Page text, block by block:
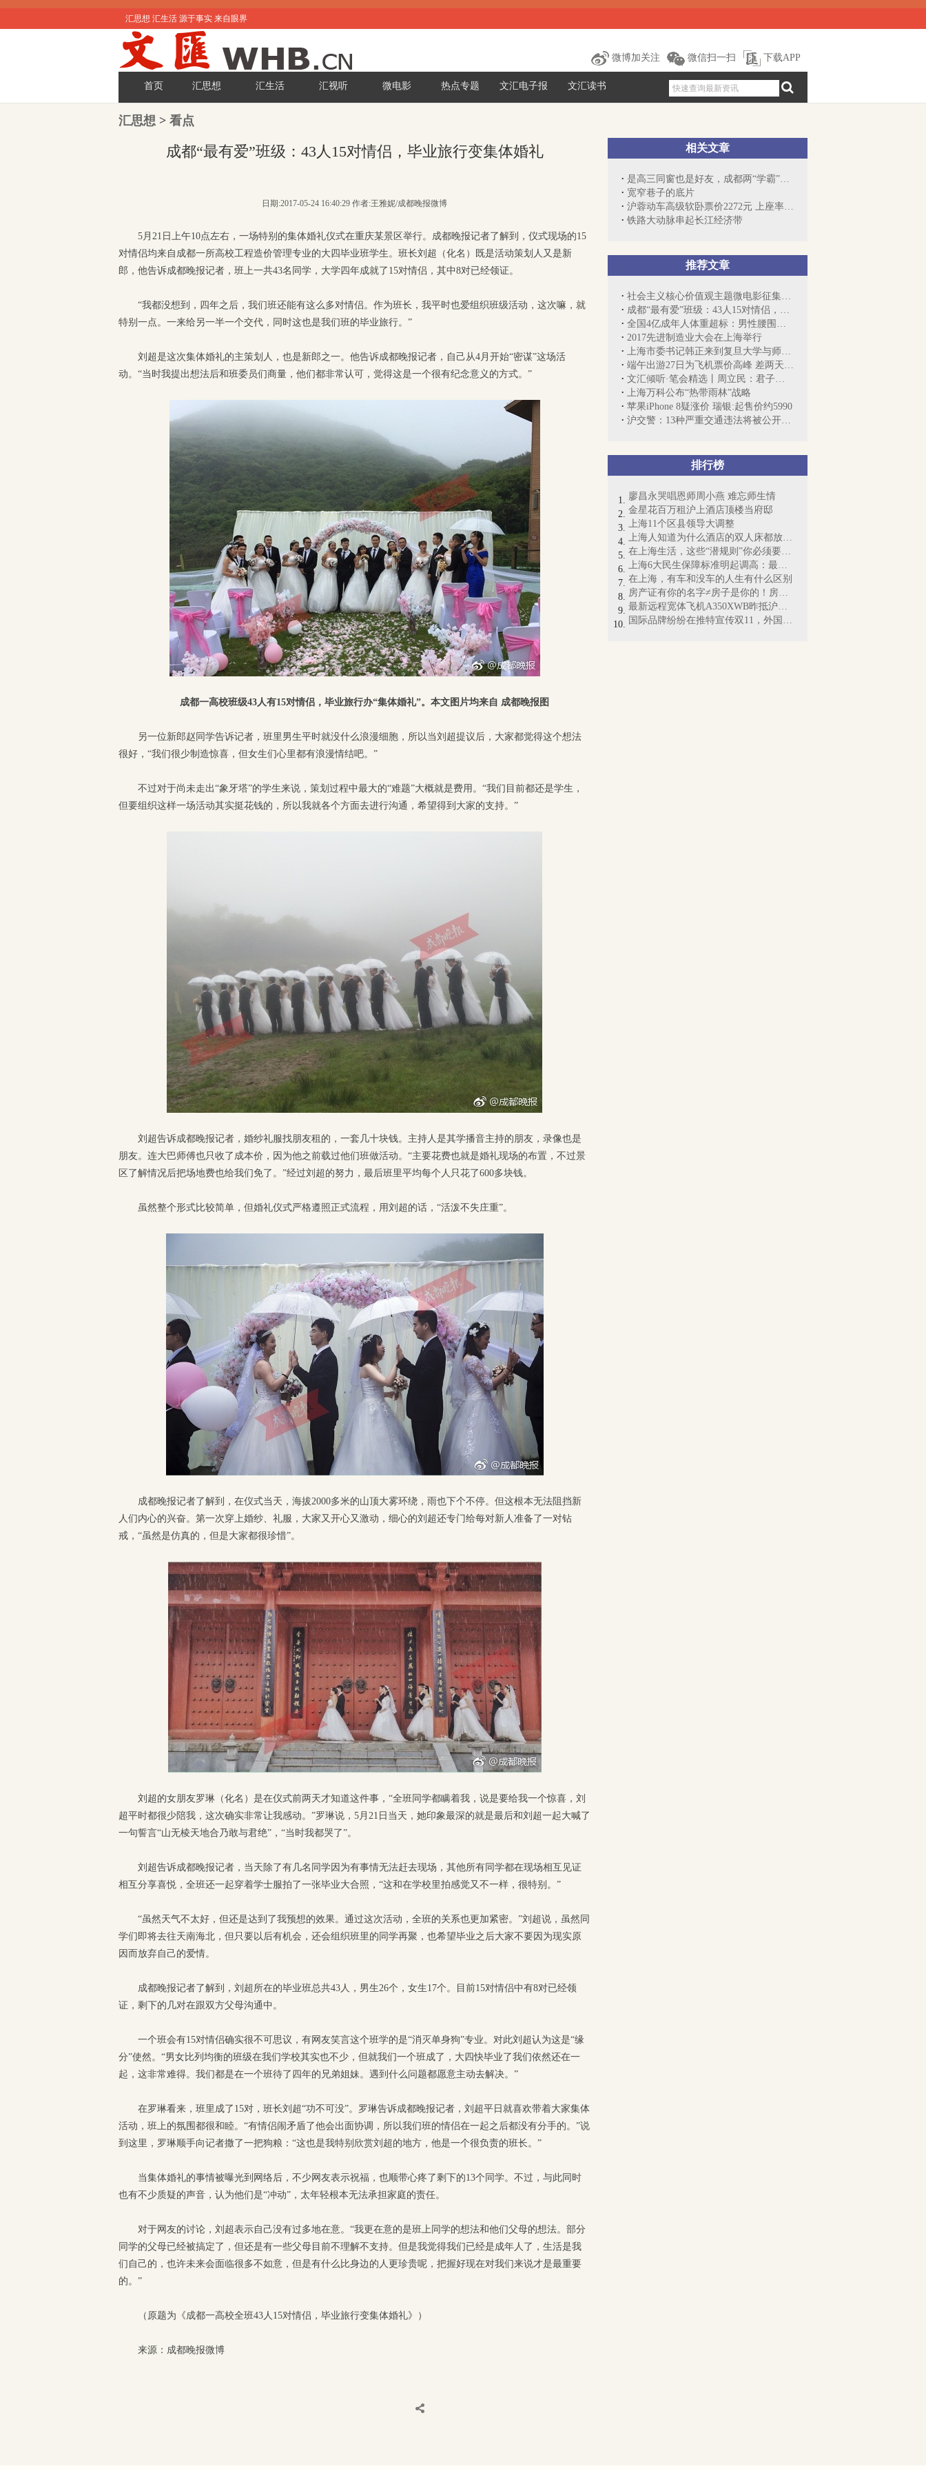
汇思想 汇生活 源于事实 来自眼界
微博加关注 微信扫一扫 下载APP
首页 汇思想 汇生活 汇视听 微电影 热点专题 文汇电子报 文汇读书
汇思想 > 看点
相关文章
是高三同窗也是好友，成都两“学霸”分别...
宽窄巷子的底片
沪蓉动车高级软卧票价2272元 上座率仅25%
铁路大动脉串起长江经济带
推荐文章
社会主义核心价值观主题微电影征集展示活动
成都“最有爱”班级：43人15对情侣，毕业...
全国4亿成年人体重超标：男性腰围最好不...
2017先进制造业大会在上海举行
上海市委书记韩正来到复旦大学与师生交流
端午出游27日为飞机票价高峰 差两天价格...
文汇倾听·笔会精选丨周立民：君子之交
上海万科公布“热带雨林”战略
苹果iPhone 8疑涨价 瑞银:起售价约5990
沪交警：13种严重交通违法将被公开公示并...
排行榜
廖昌永哭唱恩师周小燕 难忘师生情
金星花百万租沪上酒店顶楼当府邸
上海11个区县领导大调整
上海人知道为什么酒店的双人床都放4个枕...
在上海生活，这些“潜规则”你必须要懂！
上海6大民生保障标准明起调高：最低工资...
在上海，有车和没车的人生有什么区别
房产证有你的名字≠房子是你的！房产证即...
最新远程宽体飞机A350XWB昨抵沪：“侬好...
国际品牌纷纷在推特宣传双11，外国网友懵...
成都“最有爱”班级：43人15对情侣，毕业旅行变集体婚礼
日期:2017-05-24 16:40:29 作者:王雅妮/成都晚报微博
​​5月21日上午10点左右，一场特别的集体婚礼仪式在重庆某景区举行。成都晚报记者了解到，仪式现场的15
对情侣均来自成都一所高校工程造价管理专业的大四毕业班学生。班长刘超（化名）既是活动策划人又是新
郎，他告诉成都晚报记者，班上一共43名同学，大学四年成就了15对情侣，其中8对已经领证。
“我都没想到，四年之后，我们班还能有这么多对情侣。作为班长，我平时也爱组织班级活动，这次嘛，就
特别一点。一来给另一半一个交代，同时这也是我们班的毕业旅行。”
刘超是这次集体婚礼的主策划人，也是新郎之一。他告诉成都晚报记者，自己从4月开始“密谋”这场活
动。“当时我提出想法后和班委员们商量，他们都非常认可，觉得这是一个很有纪念意义的方式。”
成都一高校班级43人有15对情侣，毕业旅行办“集体婚礼”。本文图片均来自 成都晚报图
另一位新郎赵同学告诉记者，班里男生平时就没什么浪漫细胞，所以当刘超提议后，大家都觉得这个想法
很好，“我们很少制造惊喜，但女生们心里都有浪漫情结吧。”
不过对于尚未走出“象牙塔”的学生来说，策划过程中最大的“难题”大概就是费用。“我们目前都还是学生，
但要组织这样一场活动其实挺花钱的，所以我就各个方面去进行沟通，希望得到大家的支持。”
刘超告诉成都晚报记者，婚纱礼服找朋友租的，一套几十块钱。主持人是其学播音主持的朋友，录像也是
朋友。连大巴师傅也只收了成本价，因为他之前载过他们班做活动。“主要花费也就是婚礼现场的布置，不过景
区了解情况后把场地费也给我们免了。”经过刘超的努力，最后班里平均每个人只花了600多块钱。
虽然整个形式比较简单，但婚礼仪式严格遵照正式流程，用刘超的话，“活泼不失庄重”。
成都晚报记者了解到，在仪式当天，海拔2000多米的山顶大雾环绕，雨也下个不停。但这根本无法阻挡新
人们内心的兴奋。第一次穿上婚纱、礼服，大家又开心又激动，细心的刘超还专门给每对新人准备了一对钻
戒，“虽然是仿真的，但是大家都很珍惜”。
刘超的女朋友罗琳（化名）是在仪式前两天才知道这件事，“全班同学都瞒着我，说是要给我一个惊喜，刘
超平时都很少陪我，这次确实非常让我感动。”罗琳说，5月21日当天，她印象最深的就是最后和刘超一起大喊了
一句誓言“山无棱天地合乃敢与君绝”，“当时我都哭了”。
刘超告诉成都晚报记者，当天除了有几名同学因为有事情无法赶去现场，其他所有同学都在现场相互见证
相互分享喜悦，全班还一起穿着学士服拍了一张毕业大合照，“这和在学校里拍感觉又不一样，很特别。”
“虽然天气不太好，但还是达到了我预想的效果。通过这次活动，全班的关系也更加紧密。”刘超说，虽然同
学们即将去往天南海北，但只要以后有机会，还会组织班里的同学再聚，也希望毕业之后大家不要因为现实原
因而放弃自己的爱情。
成都晚报记者了解到，刘超所在的毕业班总共43人，男生26个，女生17个。目前15对情侣中有8对已经领
证，剩下的几对在跟双方父母沟通中。
一个班会有15对情侣确实很不可思议，有网友笑言这个班学的是“消灭单身狗”专业。对此刘超认为这是“缘
分”使然。“男女比列均衡的班级在我们学校其实也不少，但就我们一个班成了，大四快毕业了我们依然还在一
起，这非常难得。我们都是在一个班待了四年的兄弟姐妹。遇到什么问题都愿意主动去解决。”
在罗琳看来，班里成了15对，班长刘超“功不可没”。罗琳告诉成都晚报记者，刘超平日就喜欢带着大家集体
活动，班上的氛围都很和睦。“有情侣闹矛盾了他会出面协调，所以我们班的情侣在一起之后都没有分手的。”说
到这里，罗琳顺手向记者撒了一把狗粮：“这也是我特别欣赏刘超的地方，他是一个很负责的班长。”
当集体婚礼的事情被曝光到网络后，不少网友表示祝福，也顺带心疼了剩下的13个同学。不过，与此同时
也有不少质疑的声音，认为他们是“冲动”，太年轻根本无法承担家庭的责任。
对于网友的讨论，刘超表示自己没有过多地在意。“我更在意的是班上同学的想法和他们父母的想法。部分
同学的父母已经被搞定了，但还是有一些父母目前不理解不支持。但是我觉得我们已经是成年人了，生活是我
们自己的，也许未来会面临很多不如意，但是有什么比身边的人更珍贵呢，把握好现在对我们来说才是最重要
的。”
（原题为《成都一高校全班43人15对情侣，毕业旅行变集体婚礼》）
来源：成都晚报微博